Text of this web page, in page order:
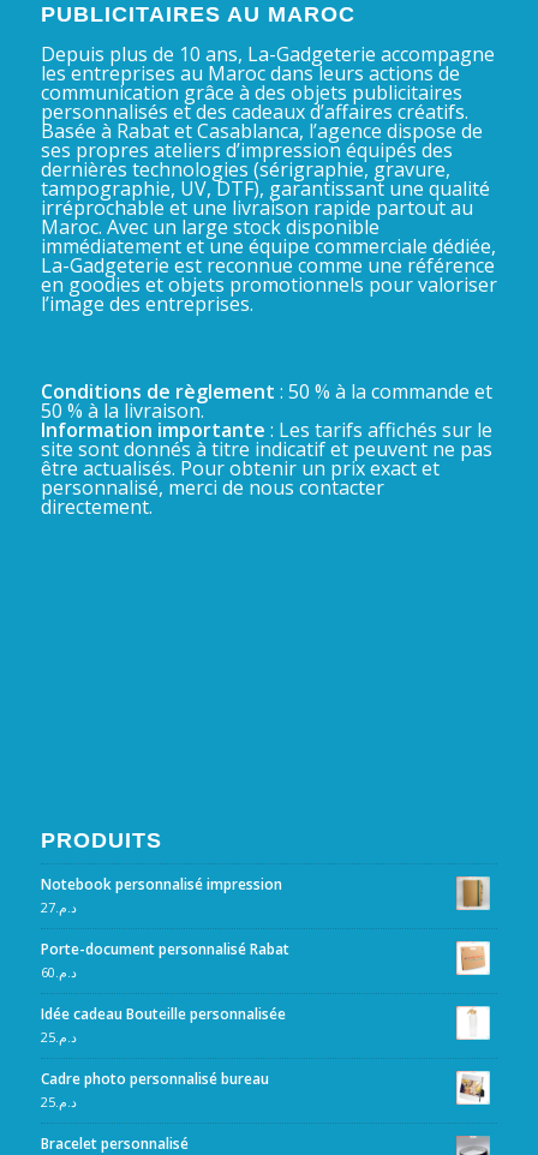
PUBLICITAIRES AU MAROC
Depuis plus de 10 ans, La-Gadgeterie accompagne
les entreprises au Maroc dans leurs actions de
communication grâce à des objets publicitaires
personnalisés et des cadeaux d’affaires créatifs.
Basée à Rabat et Casablanca, l’agence dispose de
ses propres ateliers d’impression équipés des
dernières technologies (sérigraphie, gravure,
tampographie, UV, DTF), garantissant une qualité
irréprochable et une livraison rapide partout au
Maroc. Avec un large stock disponible
immédiatement et une équipe commerciale dédiée,
La-Gadgeterie est reconnue comme une référence
en goodies et objets promotionnels pour valoriser
l’image des entreprises.
Conditions de règlement : 50 % à la commande et
50 % à la livraison.
Information importante : Les tarifs affichés sur le
site sont donnés à titre indicatif et peuvent ne pas
être actualisés. Pour obtenir un prix exact et
personnalisé, merci de nous contacter
directement.
PRODUITS
Notebook personnalisé impression
د.م.27
Porte-document personnalisé Rabat
د.م. 60
Idée cadeau Bouteille personnalisée
د.م.25
Cadre photo personnalisé bureau
د.م.25
Bracelet personnalisé